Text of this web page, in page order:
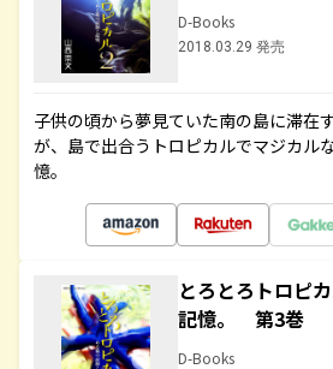
D-Books
2018.03.29 発売
子供の頃から夢見ていた南の島に滞在
が、島で出合うトロピカルでマジカル
憶。
とろとろトロピ
記憶。 第3巻
D-Books